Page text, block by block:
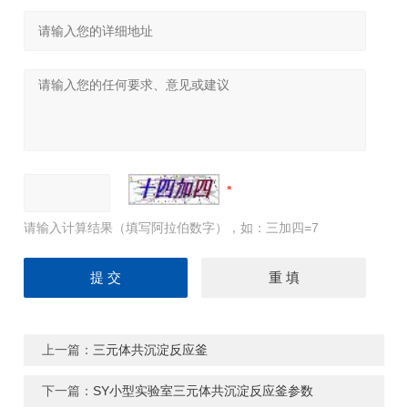
请输入计算结果（填写阿拉伯数字），如：三加四=7
上一篇：三元体共沉淀反应釜
下一篇： SY小型实验室三元体共沉淀反应釜参数